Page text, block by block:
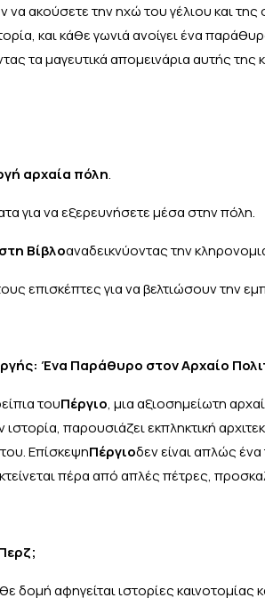
να ακούσετε την ηχώ του γέλιου και
και κάθε γωνιά ανοίγει ένα
τα μαγευτικά απομεινάρια αυτής
αρχαία πόλη.
για να εξερευνήσετε μέσα στην πόλη.
Βίβλοαναδεικνύοντας την
επισκέπτες για να βελτιώσουν την
Ένα Παράθυρο στον Αρχαίο
τουΠέργιο, μια αξιοσημείωτη
παρουσιάζει εκπληκτική
ΕπίσκεψηΠέργιοδεν είναι απλώς ένα
πέρα από απλές πέτρες,
δομή αφηγείται ιστορίες καινοτομίας